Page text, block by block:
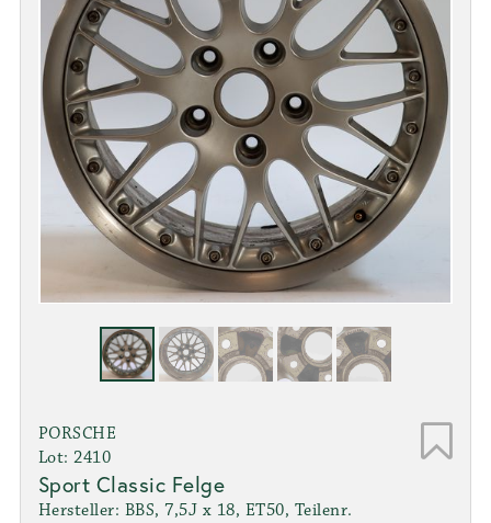
PORSCHE
Lot: 2410
Sport Classic Felge
Hersteller: BBS, 7,5J x 18, ET50, Teilenr.